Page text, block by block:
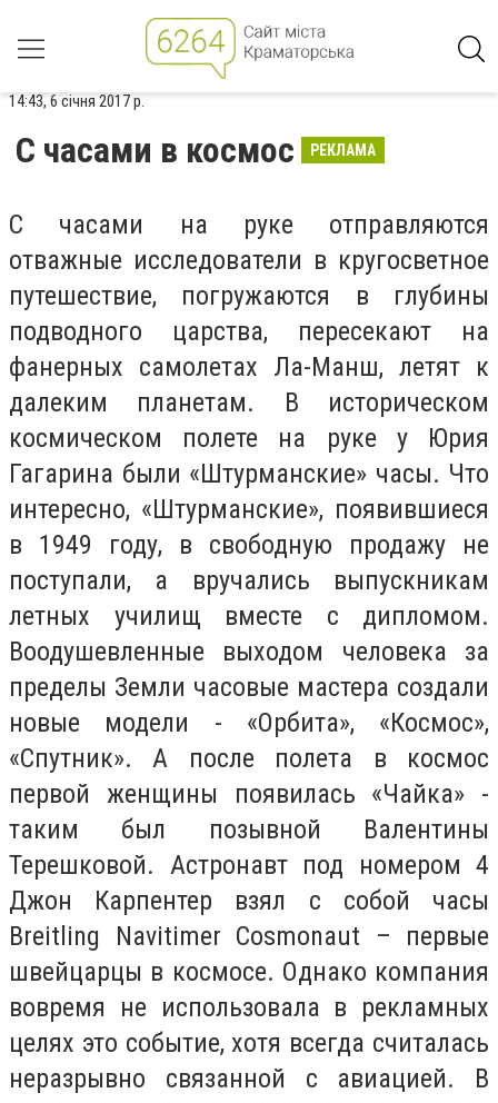
14:43, 6 січня 2017 р.
С часами в космос РЕКЛАМА
С часами на руке отправляются
отважные исследователи в кругосветное
путешествие, погружаются в глубины
подводного царства, пересекают на
фанерных самолетах Ла-Манш, летят к
далеким планетам. В историческом
космическом полете на руке у Юрия
Гагарина были «Штурманские» часы. Что
интересно, «Штурманские», появившиеся
в 1949 году, в свободную продажу не
поступали, а вручались выпускникам
летных училищ вместе с дипломом.
Воодушевленные выходом человека за
пределы Земли часовые мастера создали
новые модели - «Орбита», «Космос»,
«Спутник». А после полета в космос
первой женщины появилась «Чайка» -
таким был позывной Валентины
Терешковой. Астронавт под номером 4
Джон Карпентер взял с собой часы
Breitling Navitimer Cosmonaut – первые
швейцарцы в космосе. Однако компания
вовремя не использовала в рекламных
целях это событие, хотя всегда считалась
неразрывно связанной с авиацией. В